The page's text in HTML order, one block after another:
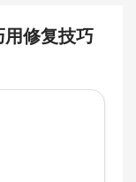
用修复技巧